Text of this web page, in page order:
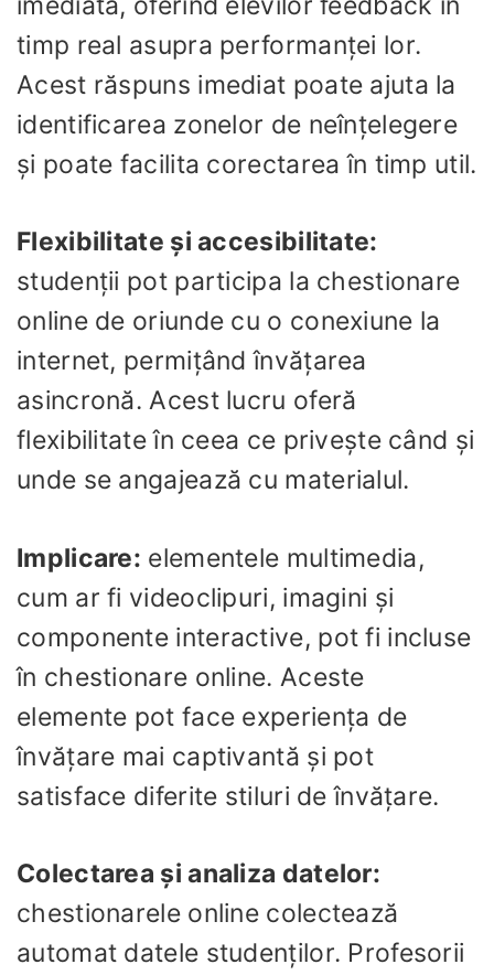
timp real asupra performanței lor.
Acest răspuns imediat poate ajuta la
identificarea zonelor de neînțelegere
și poate facilita corectarea în timp util.
Flexibilitate și accesibilitate:
studenții pot participa la chestionare
online de oriunde cu o conexiune la
internet, permițând învățarea
asincronă. Acest lucru oferă
flexibilitate în ceea ce privește când și
unde se angajează cu materialul.
Implicare: elementele multimedia,
cum ar fi videoclipuri, imagini și
componente interactive, pot fi incluse
în chestionare online. Aceste
elemente pot face experiența de
învățare mai captivantă și pot
satisface diferite stiluri de învățare.
Colectarea și analiza datelor:
chestionarele online colectează
automat datele studenților. Profesorii